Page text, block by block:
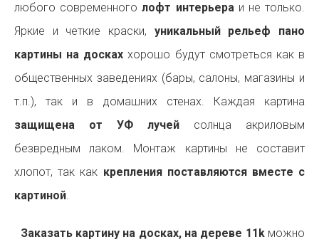
любого современноголофт интерьераи не только.
Яркие и четкие краски, уникальный рельеф пано
картины на досках хорошо будут смотреться как в
общественных заведениях (бары, салоны, магазины и
т.п.), так и в домашних стенах. Каждая картина
защищена от УФ лучей солнца акриловым
безвредным лаком. Монтаж картины не составит
хлопот, так как крепления поставляются вместе с
картиной.
Заказать картину на досках, на дереве 11kможно